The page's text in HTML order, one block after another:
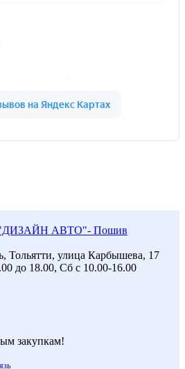
АВТО"- Пошив
Тольятти, улица Карбышева, 17
до 18.00, Сб с 10.00-16.00
закупкам!